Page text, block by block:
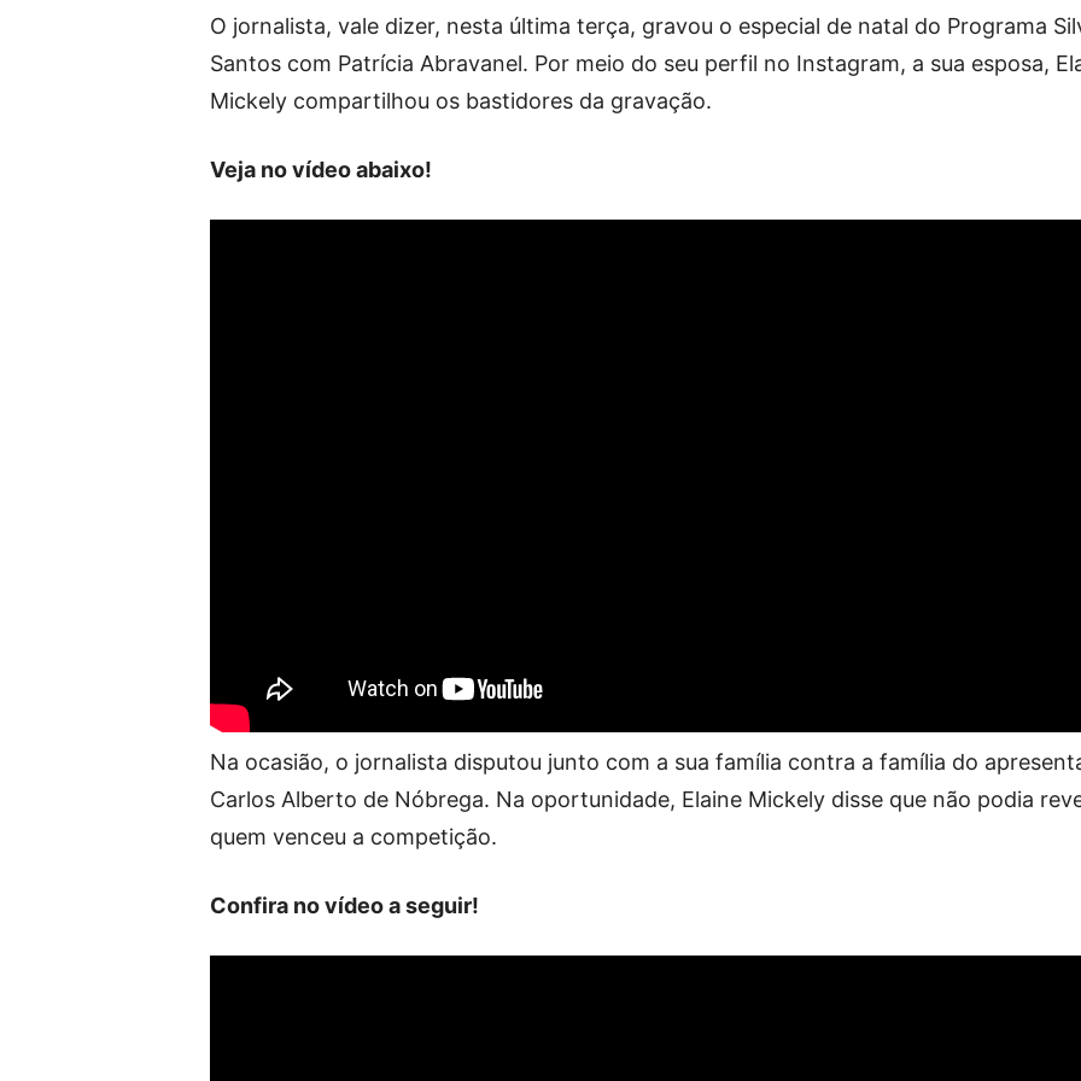
O jornalista, vale dizer, nesta última terça, gravou o especial de natal do Programa
Santos com Patrícia Abravanel. Por meio do seu perfil no Instagram, a sua esposa,
Mickely compartilhou os bastidores da gravação.
Veja no vídeo abaixo!
Na ocasião, o jornalista disputou junto com a sua família contra a família do
Carlos Alberto de Nóbrega. Na oportunidade, Elaine Mickely disse que não podia
quem venceu a competição.
Confira no vídeo a seguir!